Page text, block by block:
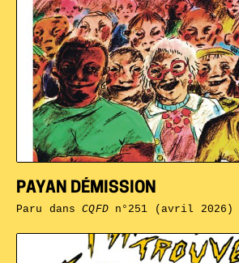
PAYAN DÉMISSION
Paru dansCQFDn°251 (avril 2026)